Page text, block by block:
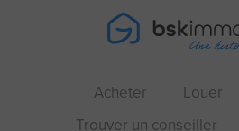
Acheter Louer
Trouver un conseiller